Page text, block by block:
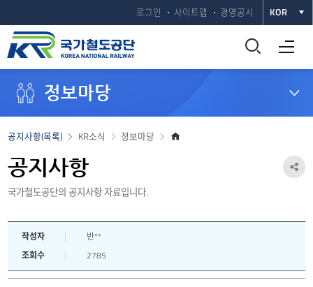
로그인 사이트맵 경영공시 KOR
통
합
기
전체메뉴 열기
정보마당
홈
정보마당
KR소식
공지사항(목록)
공지사항
국가철도공단의 공지사항 자료입니다.
공
작성자
반**
조회수
2785